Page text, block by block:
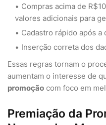
Compras acima de
valores adicionais para
Cadastro rápido após a
Inserção correta dos
Essas regras tornam o
aumentam o interesse de
promoção com foco em
Premiação da